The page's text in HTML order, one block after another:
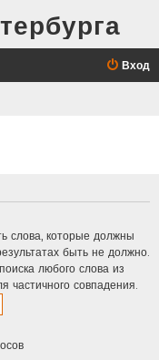
Вход
слова, которые должны
быть не должно.
любого слова из
частичного совпадения.